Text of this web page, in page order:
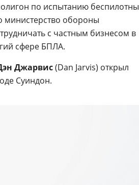
по испытанию
обороны
с частным бизнесом в
сфере БПЛА.
Джарвис(Dan Jarvis) открыл
Суиндон.